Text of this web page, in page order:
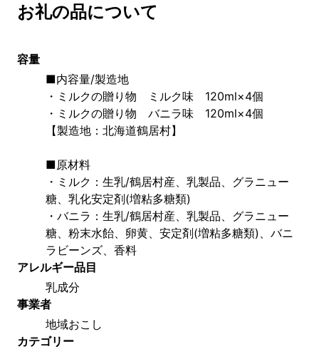
お礼の品について
容量
■内容量/製造地
・ミルクの贈り物　ミルク味　120ml×4個
・ミルクの贈り物　バニラ味　120ml×4個
【製造地：北海道鶴居村】
■原材料
・ミルク：生乳/鶴居村産、乳製品、グラニュー
糖、乳化安定剤(増粘多糖類)
・バニラ：生乳/鶴居村産、乳製品、グラニュー
糖、粉末水飴、卵黄、安定剤(増粘多糖類)、バニ
ラビーンズ、香料
アレルギー品目
乳成分
事業者
地域おこし
カテゴリー